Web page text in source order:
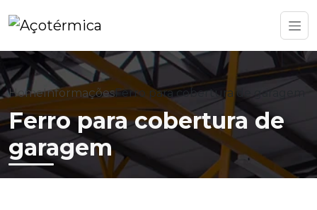
HomeInformaçõesFerro para cobertura de garagem
Ferro para cobertura de
garagem